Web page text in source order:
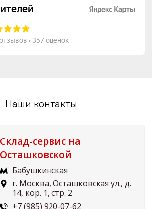
Наши контакты
Склад-сервис на
Осташковской
Бабушкинская
г. Москва, Осташковская ул., д.
14, кор. 1, стр. 2
+7 (985) 920-07-62